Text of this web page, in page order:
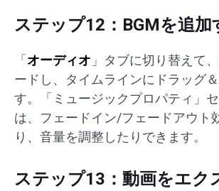
ステップ12：BGMを追加
「 オーディオ 」タブに切り替えて
ードし、タイムラインにドラッグ
す。「ミュージックプロパティ」
は、フェードイン/フェードアウト
り、音量を調整したりできます。
ステップ13：動画をエク